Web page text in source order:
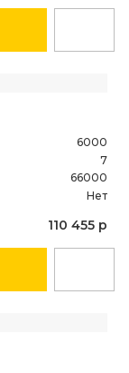
6000
7
66000
Нет
110 455 р